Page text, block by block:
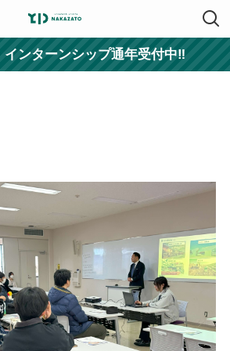
インターンシップ通年受付中‼